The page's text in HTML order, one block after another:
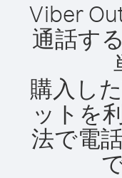
Viber
通話す
購入し
ットを
法で電